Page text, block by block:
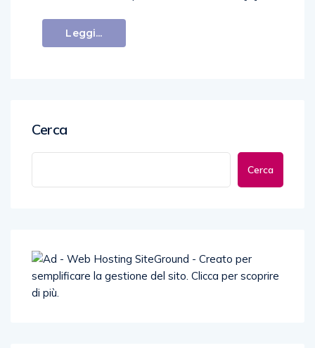
Leggi...
Cerca
Cerca